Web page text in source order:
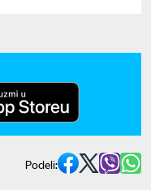
Podeli: